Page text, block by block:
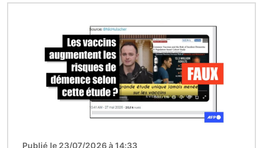
Publié le 23/07/2026 à 14:33